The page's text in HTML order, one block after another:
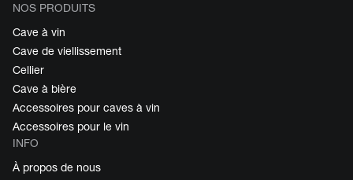
NOS PRODUITS
Cave à vin
Cave de viellissement
Cellier
Cave à bière
Accessoires pour caves à vin
Accessoires pour le vin
INFO
À propos de nous